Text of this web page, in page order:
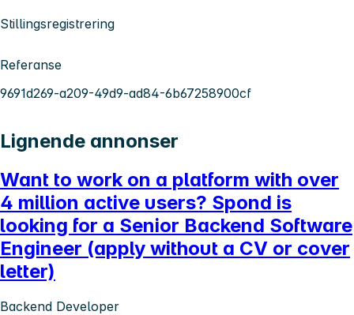
Stillingsregistrering
Referanse
9691d269-a209-49d9-ad84-6b67258900cf
Lignende annonser
Want to work on a platform with over
4 million active users? Spond is
looking for a Senior Backend Software
Engineer (apply without a CV or cover
letter)
Backend Developer